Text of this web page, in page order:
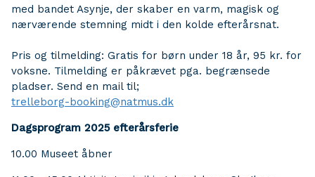
med bandet Asynje, der skaber en varm, magisk og
nærværende stemning midt i den kolde efterårsnat.
Pris og tilmelding: Gratis for børn under 18 år, 95 kr. for
voksne. Tilmelding er påkrævet pga. begrænsede
pladser. Send en mail til;
trelleborg-booking@natmus.dk
Dagsprogram 2025 efterårsferie
10.00 Museet åbner